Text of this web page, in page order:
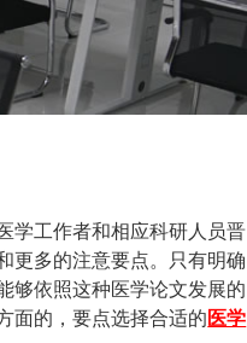
学工作者和相应科研人员晋
更多的注意要点。只有明确
够依照这种医学论文发展的
面的，要点选择合适的 医学